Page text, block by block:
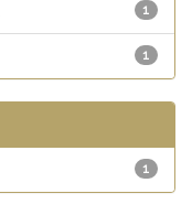
1
1
1